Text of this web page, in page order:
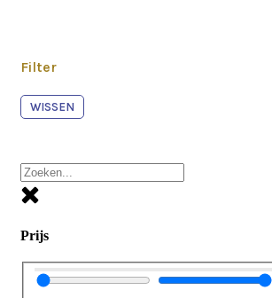
Filter
WISSEN
Prijs